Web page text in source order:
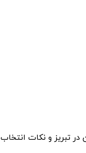
تبریز و نکات انتخاب